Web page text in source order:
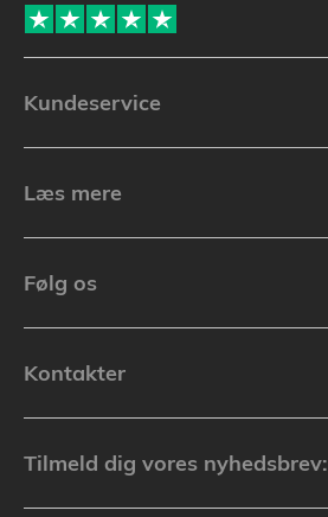
Kundeservice
Læs mere
Følg os
Kontakter
Tilmeld dig vores nyhedsbrev: